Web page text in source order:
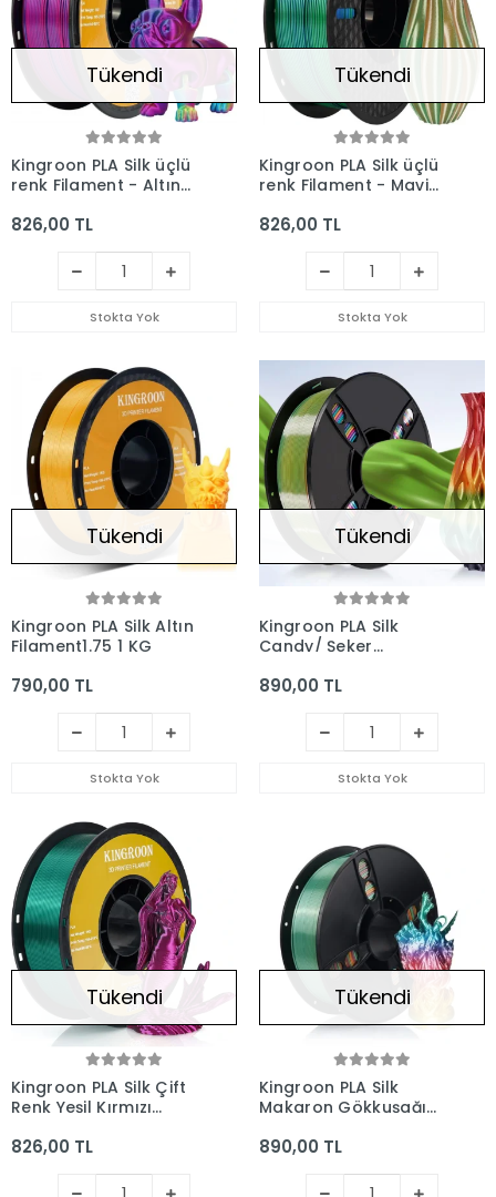
Tükendi
Kingroon PLA Silk üçlü
renk Filament - Altın
826,00 TL
Stokta Yok
Tükendi
Kingroon PLA Silk üçlü
renk Filament - Mavi
826,00 TL
Stokta Yok
Tükendi
Kingroon PLA Silk Altın
Filament1.75 1 KG
790,00 TL
Stokta Yok
Tükendi
Kingroon PLA Silk
Candy/ Şeker
Filament
890,00 TL
Stokta Yok
Tükendi
Kingroon PLA Silk Çift
Renk Yeşil Kırmızı
826,00 TL
Tükendi
Kingroon PLA Silk
Makaron Gökkuşağı
1.75mm 1kg
890,00 TL